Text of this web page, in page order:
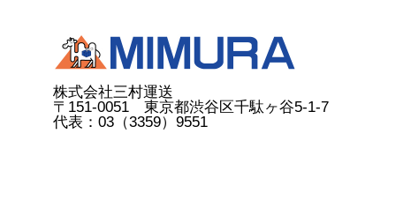
株式会社三村運送
〒151-0051 東京都渋谷区千駄ヶ谷5-1-7
代表：03（3359）9551